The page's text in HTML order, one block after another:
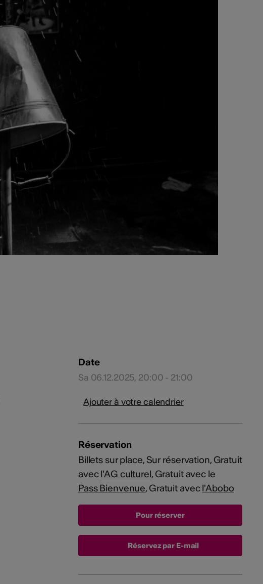
Date
Sa 06.12.2025, 20:00 - 21:00
Ajouter à votre calendrier
Réservation
Billets sur place, Sur réservation, Gratuit
avecl'AG culturel, Gratuit avec le
Pass Bienvenue, Gratuit avecl'Abobo
Réservez par E-mail